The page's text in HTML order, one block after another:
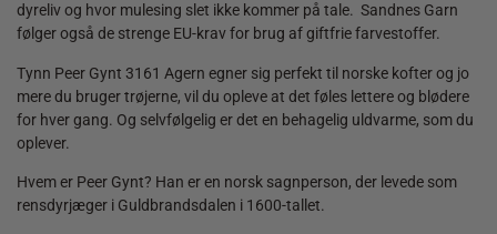
dyreliv og hvor mulesing slet ikke kommer på tale. Sandnes Garn
følger også de strenge EU-krav for brug af giftfrie farvestoffer.
Tynn Peer Gynt 3161 Agern egner sig perfekt til norske kofter og jo
mere du bruger trøjerne, vil du opleve at det føles lettere og blødere
for hver gang. Og selvfølgelig er det en behagelig uldvarme, som du
oplever.
Hvem er Peer Gynt? Han er en norsk sagnperson, der levede som
rensdyrjæger i Guldbrandsdalen i 1600-tallet.